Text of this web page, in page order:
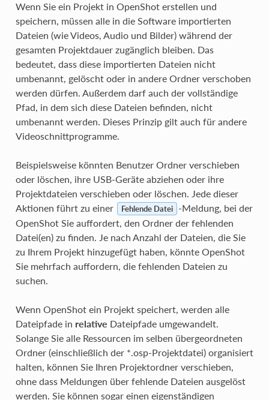
Wenn Sie ein Projekt in OpenShot erstellen und
speichern, müssen alle in die Software importierten
Dateien (wie Videos, Audio und Bilder) während der
gesamten Projektdauer zugänglich bleiben. Das
bedeutet, dass diese importierten Dateien nicht
umbenannt, gelöscht oder in andere Ordner verschoben
werden dürfen. Außerdem darf auch der vollständige
Pfad, in dem sich diese Dateien befinden, nicht
umbenannt werden. Dieses Prinzip gilt auch für andere
Videoschnittprogramme.
Beispielsweise könnten Benutzer Ordner verschieben
oder löschen, ihre USB-Geräte abziehen oder ihre
Projektdateien verschieben oder löschen. Jede dieser
Aktionen führt zu einer
Fehlende Datei
-Meldung, bei der
OpenShot Sie auffordert, den Ordner der fehlenden
Datei(en) zu finden. Je nach Anzahl der Dateien, die Sie
zu Ihrem Projekt hinzugefügt haben, könnte OpenShot
Sie mehrfach auffordern, die fehlenden Dateien zu
suchen.
Wenn OpenShot ein Projekt speichert, werden alle
Dateipfade in relative Dateipfade umgewandelt.
Solange Sie alle Ressourcen im selben übergeordneten
Ordner (einschließlich der *.osp-Projektdatei) organisiert
halten, können Sie Ihren Projektordner verschieben,
ohne dass Meldungen über fehlende Dateien ausgelöst
werden. Sie können sogar einen eigenständigen